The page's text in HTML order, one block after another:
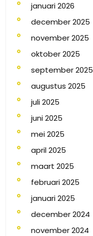
januari 2026
december 2025
november 2025
oktober 2025
september 2025
augustus 2025
juli 2025
juni 2025
mei 2025
april 2025
maart 2025
februari 2025
januari 2025
december 2024
november 2024